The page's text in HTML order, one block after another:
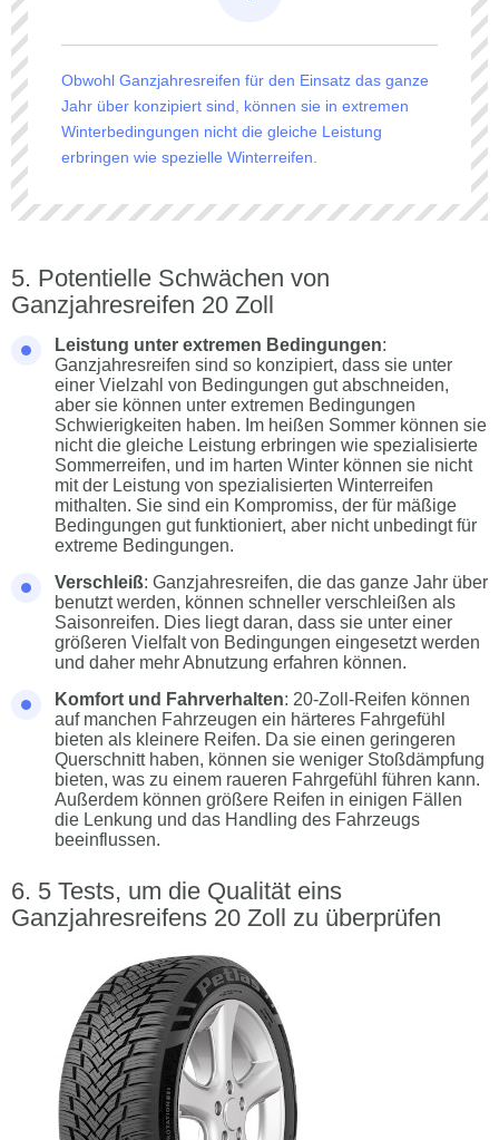
Obwohl Ganzjahresreifen für den Einsatz das ganze
Jahr über konzipiert sind, können sie in extremen
Winterbedingungen nicht die gleiche Leistung
erbringen wie spezielle Winterreifen.
Potentielle Schwächen von
Ganzjahresreifen 20 Zoll
Leistung unter extremen Bedingungen:
Ganzjahresreifen sind so konzipiert, dass sie unter
einer Vielzahl von Bedingungen gut abschneiden,
aber sie können unter extremen Bedingungen
Schwierigkeiten haben. Im heißen Sommer können sie
nicht die gleiche Leistung erbringen wie spezialisierte
Sommerreifen, und im harten Winter können sie nicht
mit der Leistung von spezialisierten Winterreifen
mithalten. Sie sind ein Kompromiss, der für mäßige
Bedingungen gut funktioniert, aber nicht unbedingt für
extreme Bedingungen.
Verschleiß: Ganzjahresreifen, die das ganze Jahr über
benutzt werden, können schneller verschleißen als
Saisonreifen. Dies liegt daran, dass sie unter einer
größeren Vielfalt von Bedingungen eingesetzt werden
und daher mehr Abnutzung erfahren können.
Komfort und Fahrverhalten: 20-Zoll-Reifen können
auf manchen Fahrzeugen ein härteres Fahrgefühl
bieten als kleinere Reifen. Da sie einen geringeren
Querschnitt haben, können sie weniger Stoßdämpfung
bieten, was zu einem raueren Fahrgefühl führen kann.
Außerdem können größere Reifen in einigen Fällen
die Lenkung und das Handling des Fahrzeugs
beeinflussen.
5 Tests, um die Qualität eins
Ganzjahresreifens 20 Zoll zu überprüfen